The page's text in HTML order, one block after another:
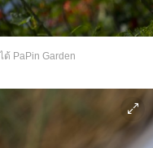
PaPin Garden